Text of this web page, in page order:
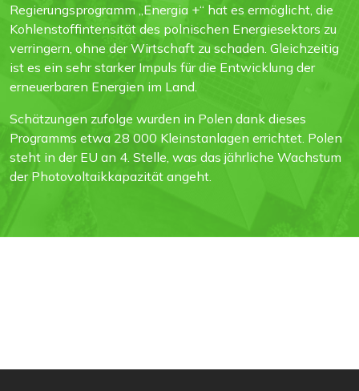
Regierungsprogramm „Energia +“ hat es ermöglicht, die
Kohlenstoffintensität des polnischen Energiesektors zu
verringern, ohne der Wirtschaft zu schaden. Gleichzeitig
ist es ein sehr starker Impuls für die Entwicklung der
erneuerbaren Energien im Land.
Schätzungen zufolge wurden in Polen dank dieses
Programms etwa 28 000 Kleinstanlagen errichtet. Polen
steht in der EU an 4. Stelle, was das jährliche Wachstum
der Photovoltaikkapazität angeht.